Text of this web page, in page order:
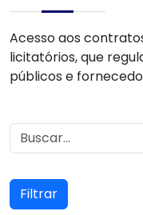
Acesso aos
licitatórios, que
públicos e
Filtrar